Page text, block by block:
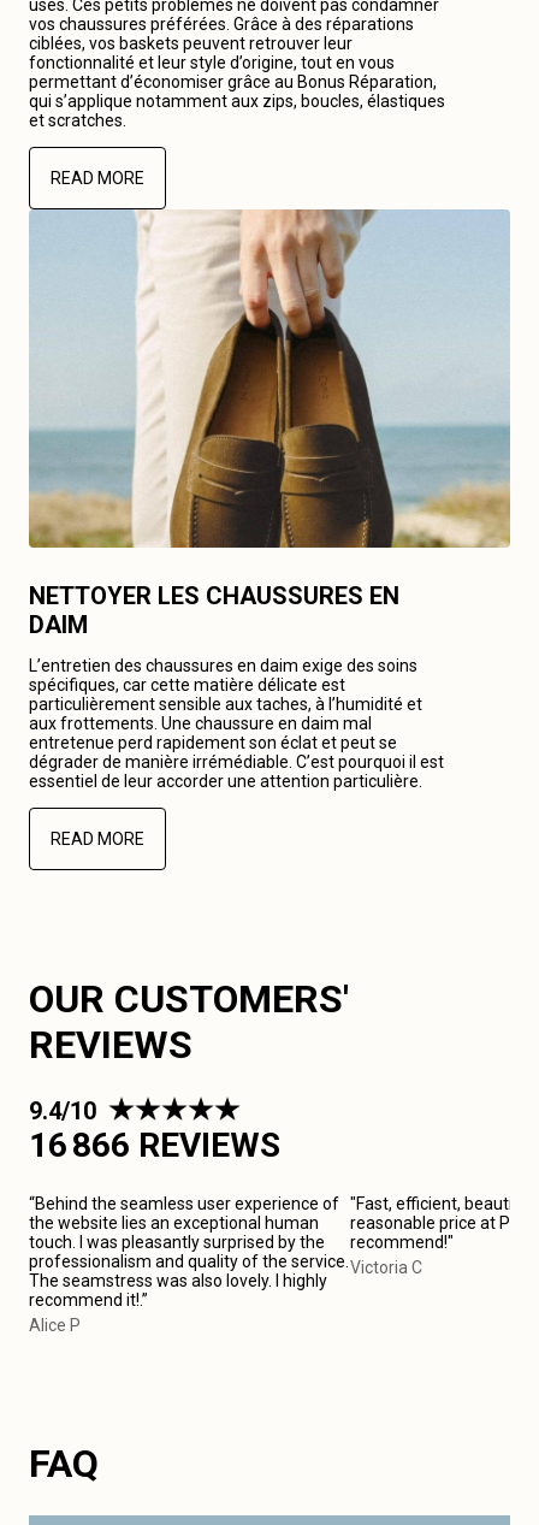
usés. Ces petits problèmes ne doivent pas condamner
vos chaussures préférées. Grâce à des réparations
ciblées, vos baskets peuvent retrouver leur
fonctionnalité et leur style d’origine, tout en vous
permettant d’économiser grâce au Bonus Réparation,
qui s’applique notamment aux zips, boucles, élastiques
et scratches.
READ MORE
NETTOYER LES CHAUSSURES EN
DAIM
L’entretien des chaussures en daim exige des soins
spécifiques, car cette matière délicate est
particulièrement sensible aux taches, à l’humidité et
aux frottements. Une chaussure en daim mal
entretenue perd rapidement son éclat et peut se
dégrader de manière irrémédiable. C’est pourquoi il est
essentiel de leur accorder une attention particulière.
READ MORE
OUR CUSTOMERS'
REVIEWS
9.4/10
16 866 REVIEWS
“Behind the seamless user experience of
the website lies an exceptional human
touch. I was pleasantly surprised by the
professionalism and quality of the service.
The seamstress was also lovely. I highly
recommend it!.”
Alice P
"Fast, efficient, beautiful
reasonable price at Paris
recommend!"
Victoria C
FAQ